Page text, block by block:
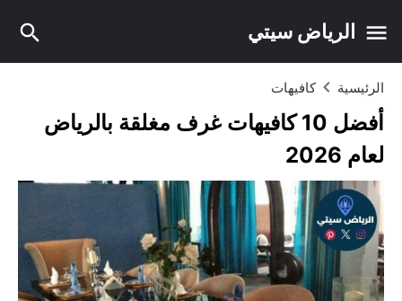
الرياض سيتي
الرئيسية كافيهات
أفضل 10 كافيهات غرف مغلقة بالرياض
لعام 2026